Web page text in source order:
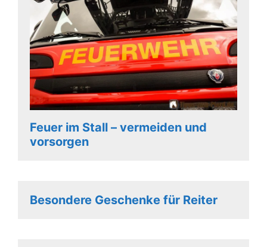
Feuer im Stall – vermeiden und
vorsorgen
Besondere Geschenke für Reiter